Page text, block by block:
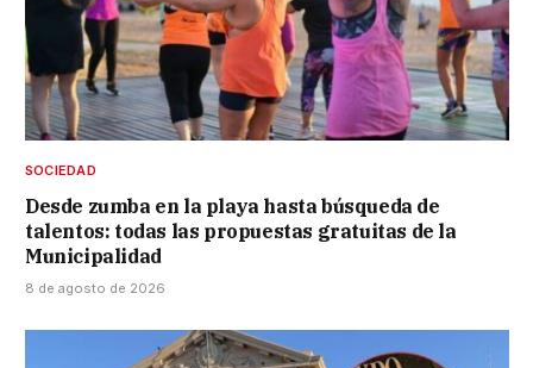
SOCIEDAD
Desde zumba en la playa hasta búsqueda de
talentos: todas las propuestas gratuitas de la
Municipalidad
8 de agosto de 2026